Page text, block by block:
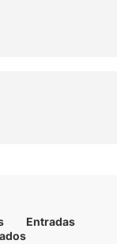
Entradas